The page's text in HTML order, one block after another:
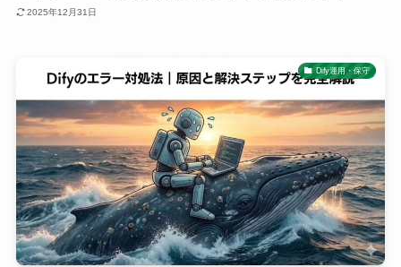
2025年12月31日
Dify運用・保守